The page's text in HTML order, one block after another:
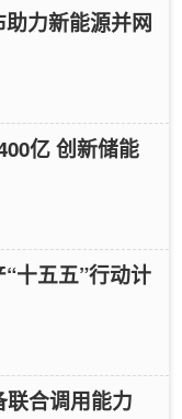
力新能源并网
亿 创新储能
十五五”行动计
联合调用能力